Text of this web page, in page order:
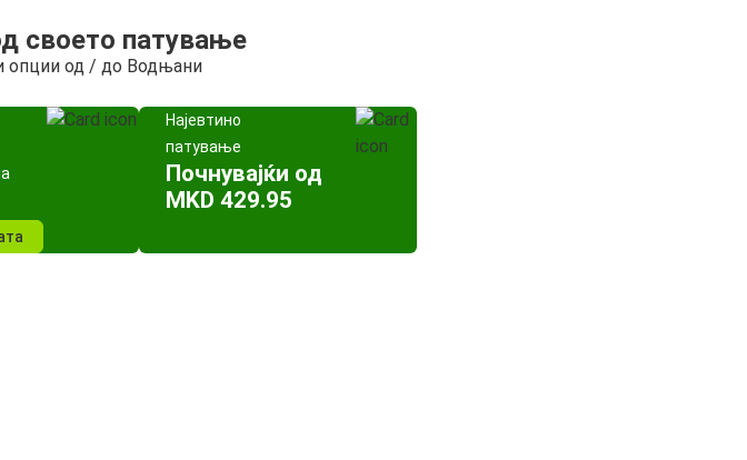
своето патување
опции од / до Водњани
Најевтино
патување
Почнувајќи од
MKD 429.95